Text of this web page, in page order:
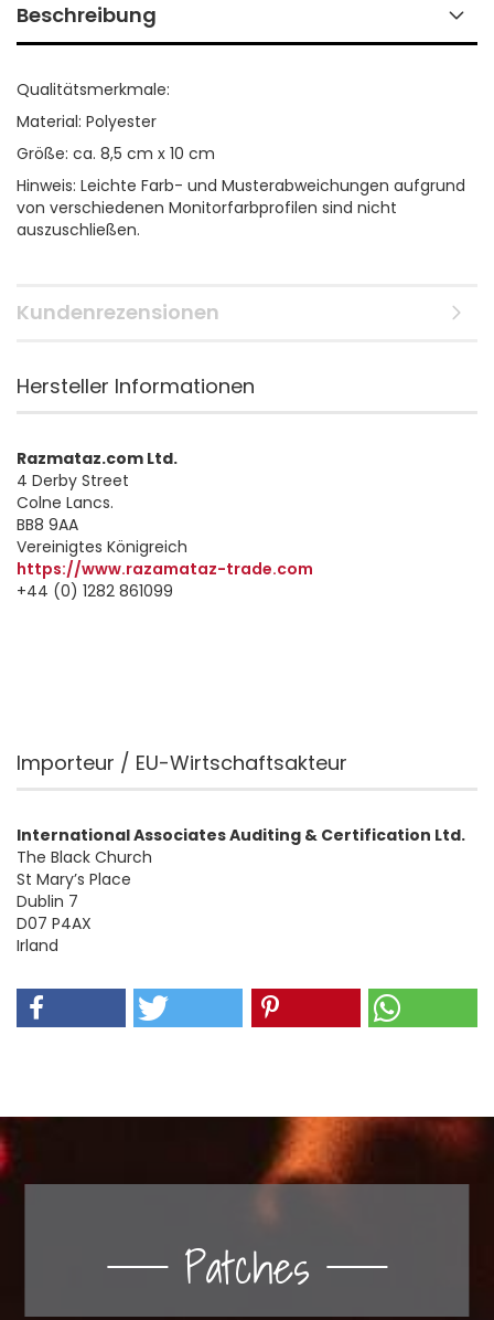
Beschreibung
Qualitätsmerkmale:
Material: Polyester
Größe: ca. 8,5 cm x 10 cm
Hinweis: Leichte Farb- und Musterabweichungen aufgrund
von verschiedenen Monitorfarbprofilen sind nicht
auszuschließen.
Kundenrezensionen
Hersteller Informationen
Razmataz.com Ltd.
4 Derby Street
Colne Lancs.
BB8 9AA
Vereinigtes Königreich
https://www.razamataz-trade.com
+44 (0) 1282 861099
Importeur / EU-Wirtschaftsakteur
International Associates Auditing & Certification Ltd.
The Black Church
St Mary’s Place
Dublin 7
D07 P4AX
Irland
Patches